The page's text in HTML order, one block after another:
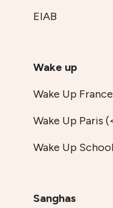
EIAB
Wake up
Wake Up
Wake Up Paris
Wake Up
Sanghas